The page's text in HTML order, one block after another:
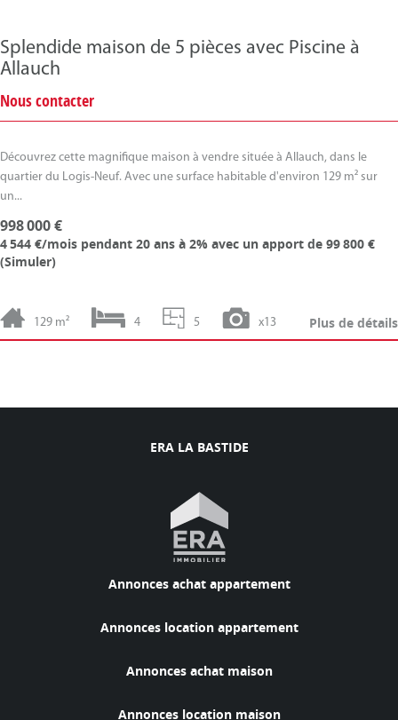
Splendide maison de 5 pièces avec Piscine à
Allauch
Nous contacter
Découvrez cette magnifique maison à vendre située à Allauch, dans le
quartier du Logis-Neuf. Avec une surface habitable d'environ 129 m² sur
un...
998 000 €
4 544 €/mois pendant 20 ans à 2% avec un apport de 99 800 €
(Simuler)
129 m² 4 5 x13 Plus de détails
ERA LA BASTIDE
Annonces achat appartement
Annonces location appartement
Annonces achat maison
Annonces location maison